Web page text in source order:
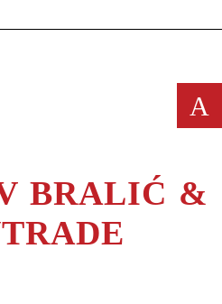
A
BRALIĆ &